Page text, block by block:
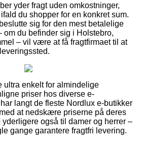
yder fragt uden omkostninger,
du shopper for en konkret sum.
sig for den mest betalelige
om du befinder sig i Holstebro,
– vil være at få fragtfirmaet til at
ultra enkelt for almindelige
priser hos diverse e-
langt de fleste Nordlux e-butikker
at nedskære priserne på deres
også til damer og herrer –
gange garantere fragtfri levering.